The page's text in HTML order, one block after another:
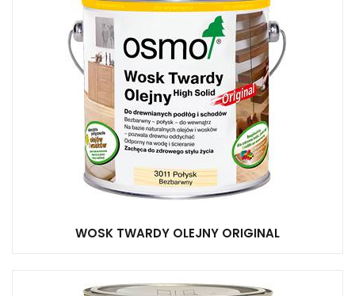
WOSK TWARDY OLEJNY ORIGINAL